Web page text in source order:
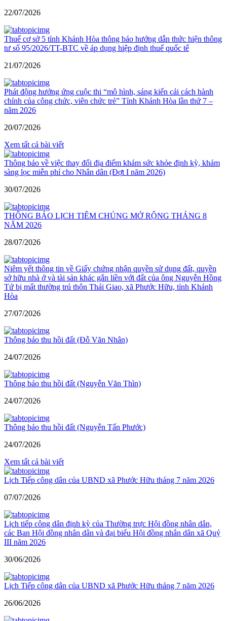
22/07/2026
Thuế cơ sở 5 tỉnh Khánh Hòa thông báo hướng dẫn thức hiện thông
tư số 95/2026/TT-BTC về áp dụng hiệp định thuế quốc tế
21/07/2026
Phát động hưởng ứng cuộc thi “mô hình, sáng kiến cải cách hành
chính của công chức, viên chức trẻ” Tỉnh Khánh Hòa lần thứ 7 –
năm 2026
20/07/2026
Xem tất cả bài viết
Thông báo về việc thay đổi địa điểm khám sức khỏe định kỳ, khám
sàng lọc miễn phí cho Nhân dân (Đợt I năm 2026)
30/07/2026
THÔNG BÁO LỊCH TIÊM CHỦNG MỞ RỘNG THÁNG 8
NĂM 2026
28/07/2026
Niêm yết thông tin về Giấy chứng nhận quyền sử dụng đất, quyền
sở hữu nhà ở và tài sản khác gắn liền với đất của ông Nguyễn Hồng
Tứ bị mất thường trú thôn Thái Giao, xã Phước Hữu, tỉnh Khánh
Hòa
27/07/2026
Thông báo thu hồi đất (Đỗ Văn Nhân)
24/07/2026
Thông báo thu hồi đất (Nguyễn Văn Thìn)
24/07/2026
Thông báo thu hồi đất (Nguyễn Tấn Phước)
24/07/2026
Xem tất cả bài viết
Lịch Tiếp công dân của UBND xã Phước Hữu tháng 7 năm 2026
07/07/2026
Lịch tiếp công dân định kỳ của Thường trực Hội đồng nhân dân,
các Ban Hội đồng nhân dân và đại biểu Hội đồng nhân dân xã Quý
III năm 2026
30/06/2026
Lịch Tiếp công dân của UBND xã Phước Hữu tháng 7 năm 2026
26/06/2026